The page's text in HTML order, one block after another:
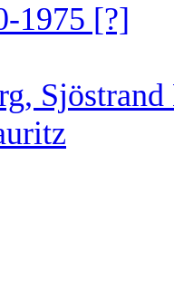
1975 [?]